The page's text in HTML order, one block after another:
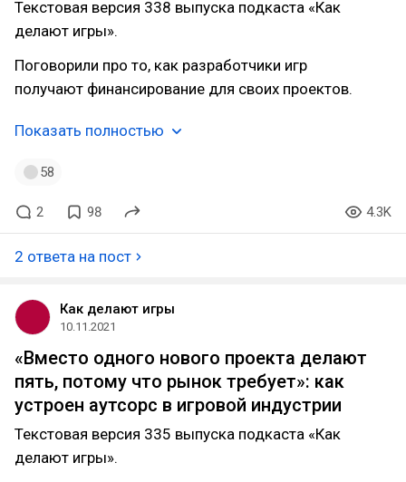
Текстовая версия 338 выпуска подкаста «Как
делают игры».
Поговорили про то, как разработчики игр
получают финансирование для своих проектов.
Показать полностью
58
2 98 4.3K
2 ответа на пост
Как делают игры
10.11.2021
«Вместо одного нового проекта делают
пять, потому что рынок требует»: как
устроен аутсорс в игровой индустрии
Текстовая версия 335 выпуска подкаста «Как
делают игры».